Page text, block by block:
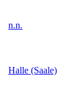
n.n.
Halle (Saale)